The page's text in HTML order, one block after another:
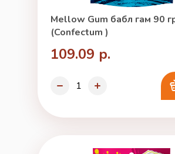
Mellow Gum бабл гам 90
(Confectum )
109.09 р.